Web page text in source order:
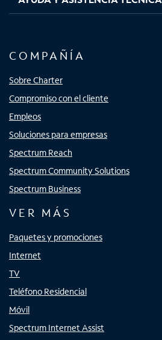
COMPAÑÍA
Sobre Charter
Compromiso con el cliente
Empleos
Soluciones para empresas
Spectrum Reach
Spectrum Community Solutions
Spectrum Business
VER MÁS
Paquetes y promociones
Internet
TV
Teléfono Residencial
Móvil
Spectrum Internet Assist